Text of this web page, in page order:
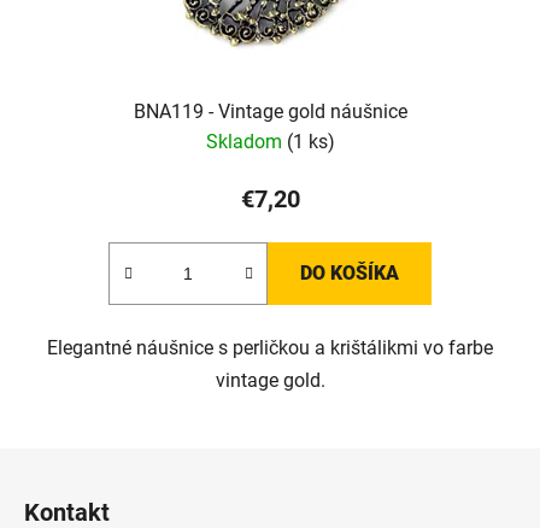
BNA119 - Vintage gold náušnice
Skladom (1 ks)
€7,20
DO KOŠÍKA
Elegantné náušnice s perličkou a krištálikmi vo farbe
vintage gold.
Kontakt